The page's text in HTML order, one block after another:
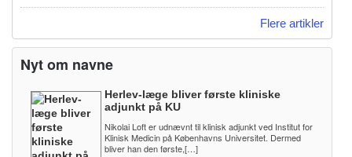
Flere artikler
Nyt om navne
Herlev-læge bliver første kliniske
adjunkt på KU
Nikolai Loft er udnævnt til klinisk adjunkt ved Institut for
Klinisk Medicin på Københavns Universitet. Dermed
bliver han den første,[…]